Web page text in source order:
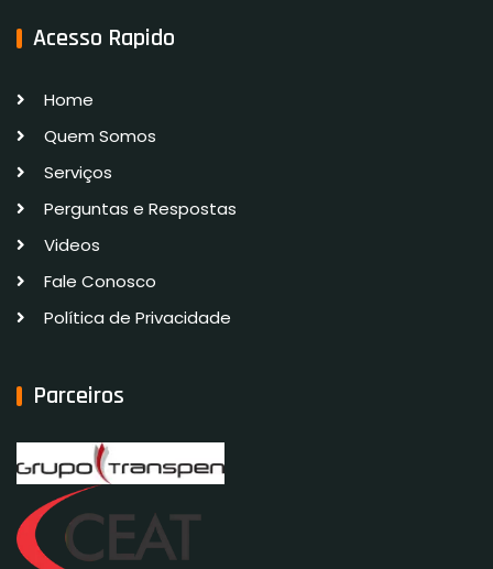
Acesso Rapido
Home
Quem Somos
Serviços
Perguntas e Respostas
Videos
Fale Conosco
Política de Privacidade
Parceiros